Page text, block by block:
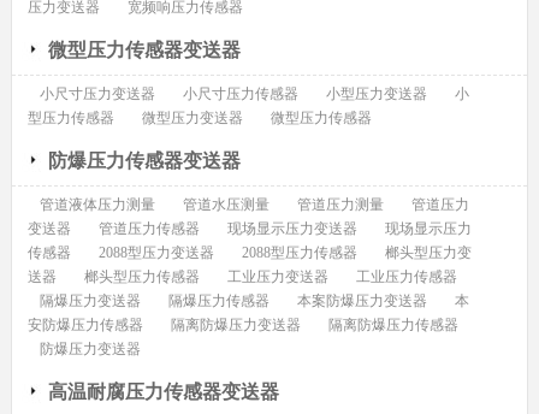
压力变送器
宽频响压力传感器
微型压力传感器变送器
小尺寸压力变送器 小尺寸压力传感器 小型压力变送器
小
型压力传感器
微型压力变送器 微型压力传感器
防爆压力传感器变送器
管道液体压力测量 管道水压测量 管道压力测量
管道压力
变送器
管道压力传感器 现场显示压力变送器
现场显示压力
传感器
2088型压力变送器 2088型压力传感器
榔头型压力变
送器
榔头型压力传感器 工业压力变送器
工业压力传感器
隔爆压力变送器
隔爆压力传感器 本案防爆压力变送器
本
安防爆压力传感器
隔离防爆压力变送器
隔离防爆压力传感器
防爆压力变送器
高温耐腐压力传感器变送器